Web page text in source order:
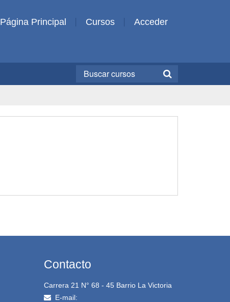
Página Principal Cursos Acceder
Contacto
Carrera 21 N° 68 - 45 Barrio La Victoria
E-mail: